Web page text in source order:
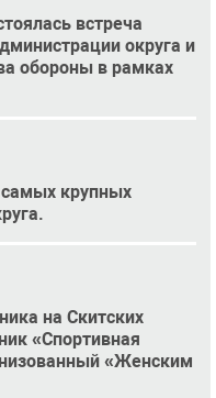
встреча
округа и
обороны в рамках
крупных
на Скитских
«Спортивная
«Женским